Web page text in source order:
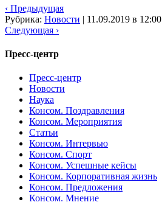
‹ Предыдущая
Рубрика: Новости | 11.09.2019 в 12:00
Следующая ›
Пресс-центр
Пресс-центр
Новости
Наука
Консом. Поздравления
Консом. Мероприятия
Статьи
Консом. Интервью
Консом. Спорт
Консом. Успешные кейсы
Консом. Корпоративная жизнь
Консом. Предложения
Консом. Мнение